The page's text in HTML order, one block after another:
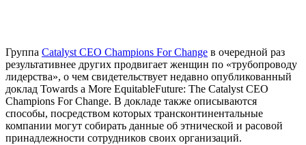
Группа Catalyst CEO Champions For Change в очередной раз
результативнее других продвигает женщин по «трубопроводу
лидерства», о чем свидетельствует недавно опубликованный
доклад Towards a More EquitableFuture: The Catalyst CEO
Champions For Change. В докладе также описываются
способы, посредством которых трансконтинентальные
компании могут собирать данные об этнической и расовой
принадлежности сотрудников своих организаций.